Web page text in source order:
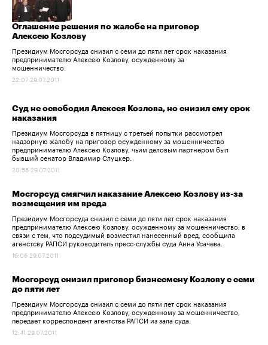
Оглашение решения по жалобе на приговор
Алексею Козлову
Президиум Мосгорсуда снизил с семи до пяти лет срок наказания
предпринимателю Алексею Козлову, осужденному за
мошенничество.
22:07 29.07.2011
Суд не освободил Алексея Козлова, но снизил ему срок
наказания
Президиум Мосгорсуда в пятницу с третьей попытки рассмотрел
надзорную жалобу на приговор осужденному за мошенничество
предпринимателю Алексею Козлову, чьим деловым партнером был
бывший сенатор Владимир Слуцкер.
20:56 29.07.2011
Мосгорсуд смягчил наказание Алексею Козлову из-за
возмещения им вреда
Президиум Мосгорсуда снизил с семи до пяти лет срок наказания
предпринимателю Алексею Козлову, осужденному за мошенничество, в
связи с тем, что подсудимый возместил нанесенный вред, сообщила
агенстсву РАПСИ руководитель пресс-службы суда Анна Усачева.
16:06 29.07.2011
Мосгорсуд снизил приговор бизнесмену Козлову с семи
до пяти лет
Президиум Мосгорсуда снизил с семи до пяти лет срок наказания
предпринимателю Алексею Козлову, осужденному за мошенничество,
передает корреспондент агентства РАПСИ из зала суда.
12:41 29.07.2011